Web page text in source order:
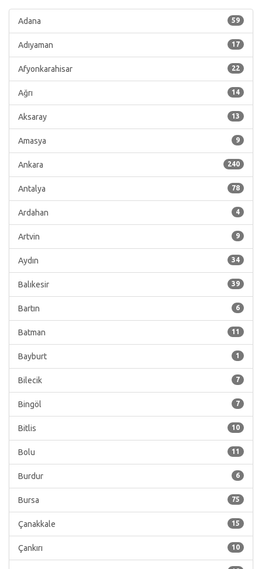
59
Adana
17
Adıyaman
22
Afyonkarahisar
14
Ağrı
13
Aksaray
9
Amasya
240
Ankara
78
Antalya
4
Ardahan
9
Artvin
34
Aydın
39
Balıkesir
6
Bartın
11
Batman
1
Bayburt
7
Bilecik
7
Bingöl
10
Bitlis
11
Bolu
6
Burdur
75
Bursa
15
Çanakkale
10
Çankırı